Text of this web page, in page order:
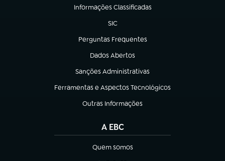
Informações Classificadas
(abre em nova aba)
SIC
(abre em nova aba)
Perguntas Frequentes
(abre em nova aba)
Dados Abertos
(abre em nova aba)
Sanções Administrativas
(abre em nova aba)
Ferramentas e Aspectos Tecnológicos
(abre em nova aba)
Outras Informações
(abre em nova aba)
A EBC
Quem somos
(abre em nova aba)